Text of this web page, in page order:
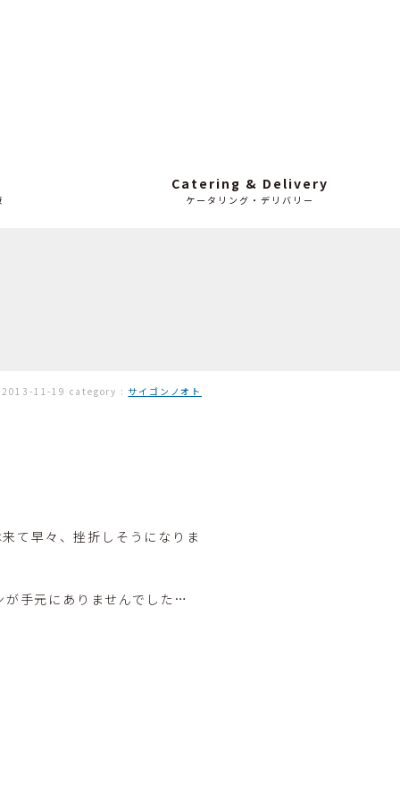
Catering & Delivery
ケータリング・デリバリー
2013-11-19 category : サイゴンノオト
て早々、挫折しそうになりま
が手元にありませんでした…